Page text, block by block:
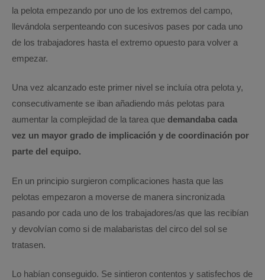
la pelota empezando por uno de los extremos del campo,
llevándola serpenteando con sucesivos pases por cada uno
de los trabajadores hasta el extremo opuesto para volver a
empezar.
Una vez alcanzado este primer nivel se incluía otra pelota y,
consecutivamente se iban añadiendo más pelotas para
aumentar la complejidad de la tarea que demandaba cada
vez un mayor grado de implicación y de coordinación por
parte del equipo.
En un principio surgieron complicaciones hasta que las
pelotas empezaron a moverse de manera sincronizada
pasando por cada uno de los trabajadores/as que las recibían
y devolvían como si de malabaristas del circo del sol se
tratasen.
Lo habían conseguido. Se sintieron contentos y satisfechos de